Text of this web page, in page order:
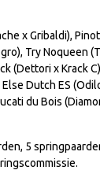
x Gribaldi), Pinot
Try Noqueen
(Dettori x Krack
Dutch ES
du Bois
5